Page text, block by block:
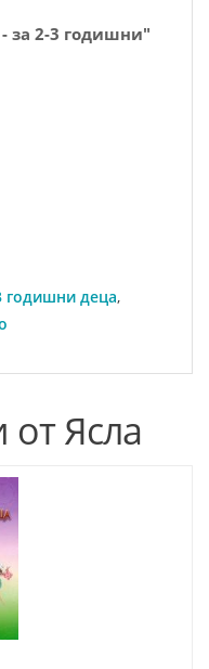
за 2-3 годишни"
годишни деца,
от Ясла